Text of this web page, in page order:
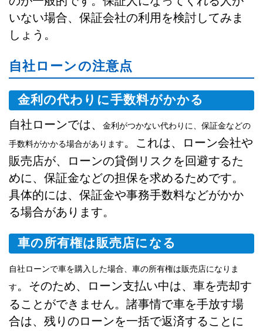
いない場合、保証会社の利用を検討してみま
しょう。
自社ローンの注意点
金利の代わりに手数料がかかる
自社ローンでは、
金利がつかない代わりに、保証金などの
手数料がかかる場合があります。これは、ローン会社や
販売店が、ローンの貸倒リスクを回避するた
めに、保証金などの担保を求めるためです。
具体的には、保証金や事務手数料などがかか
る場合があります。
車の所有権は販売店になる
自社ローンで車を購入した場合、車の所有権は販売店になりま
す。そのため、ローン支払い中は、車を売却す
ることができません。諸事情で車を手放す場
合は、残りのローンを一括で返済することに